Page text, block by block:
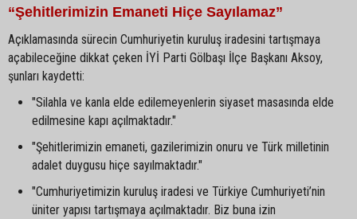
“Şehitlerimizin Emaneti Hiçe Sayılamaz”
Açıklamasında sürecin Cumhuriyetin kuruluş iradesini tartışmaya
açabileceğine dikkat çeken İYİ Parti Gölbaşı İlçe Başkanı Aksoy,
şunları kaydetti:
"Silahla ve kanla elde edilemeyenlerin siyaset masasında elde
edilmesine kapı açılmaktadır."
"Şehitlerimizin emaneti, gazilerimizin onuru ve Türk milletinin
adalet duygusu hiçe sayılmaktadır."
"Cumhuriyetimizin kuruluş iradesi ve Türkiye Cumhuriyeti’nin
üniter yapısı tartışmaya açılmaktadır. Biz buna izin